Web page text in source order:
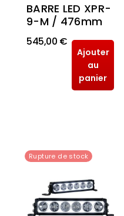
BARRE LED XPR-
9-M / 476mm
545,00 €
Ajouter
au
panier
Rupture de stock